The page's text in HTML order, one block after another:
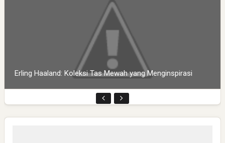
Erling Haaland: Koleksi Tas Mewah yang Menginspirasi